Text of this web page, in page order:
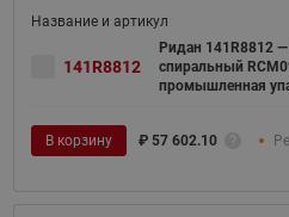
141R8812
Ридан 141R8812
спиральный
промышленная
В корзину ₽ 57 602.10